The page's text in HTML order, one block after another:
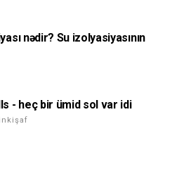
nədir? Su izolyasiyasının
- heç bir ümid sol var idi